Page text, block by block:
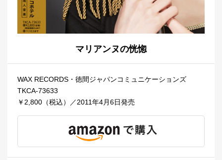
マリアンヌの恍惚
WAX RECORDS・徳間ジャパンコミュニケーションズ
TKCA-73633
￥2,800（税込）／2011年4月6日発売